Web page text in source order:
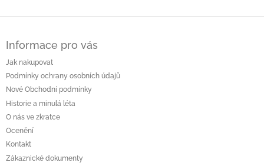
Informace pro vás
Jak nakupovat
Podmínky ochrany osobních údajů
Nové Obchodní podmínky
Historie a minulá léta
O nás ve zkratce
Ocenění
Kontakt
Zákaznické dokumenty